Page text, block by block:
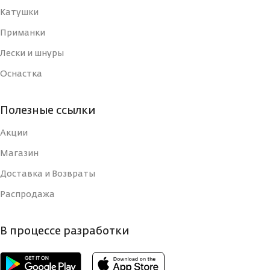
МАТЕРИАЛ
КОЛИЧЕСТВО КОЛЕЦ
КОЛИЧЕСТВО СЕКЦИЙ
ВЕРШИНКА
РАБОЧАЯ ДЛИНА
330
Катушки
Приманки
Лески и шнуры
Оснастка
Полезные ссылки
Акции
Магазин
Доставка и Возвраты
Распродажа
В процессе разработки